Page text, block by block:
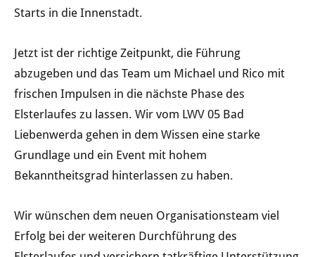
Starts in die Innenstadt.
Jetzt ist der richtige Zeitpunkt, die Führung
abzugeben und das Team um Michael und Rico mit
frischen Impulsen in die nächste Phase des
Elsterlaufes zu lassen. Wir vom LWV 05 Bad
Liebenwerda gehen in dem Wissen eine starke
Grundlage und ein Event mit hohem
Bekanntheitsgrad hinterlassen zu haben.
Wir wünschen dem neuen Organisationsteam viel
Erfolg bei der weiteren Durchführung des